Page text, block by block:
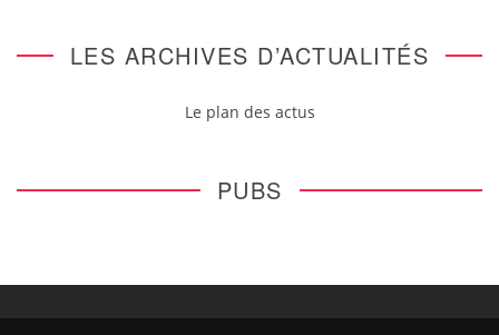
LES ARCHIVES D’ACTUALITÉS
Le plan des actus
PUBS